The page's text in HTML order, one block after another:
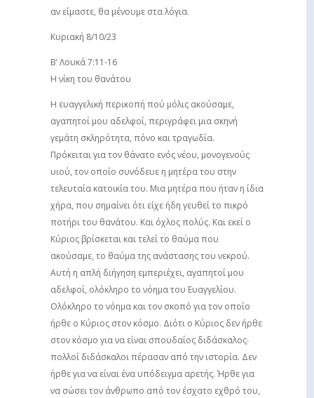
αν είμαστε, θα μένουμε στα λόγια.
Κυριακή 8/10/23
Β’ Λουκά 7:11-16
Η νίκη του θανάτου
Η ευαγγελική περικοπή πού μόλις ακούσαμε,
αγαπητοί μου αδελφοί, περιγράφει μια σκηνή
γεμάτη σκληρότητα, πόνο και τραγωδία.
Πρόκειται για τον θάνατο ενός νέου, μονογενούς
υιού, τον οποίο συνόδευε η μητέρα του στην
τελευταία κατοικία του. Μια μητέρα που ήταν η ίδια
χήρα, που σημαίνει ότι είχε ήδη γευθεί το πικρό
ποτήρι του θανάτου. Και όχλος πολύς. Και εκεί ο
Κύριος βρίσκεται και τελεί το θαύμα που
ακούσαμε, το θαύμα της ανάστασης του νεκρού.
Αυτή η απλή διήγηση εμπεριέχει, αγαπητοί μου
αδελφοί, ολόκληρο το νόημα του Ευαγγελίου.
Ολόκληρο το νόημα και τον σκοπό για τον οποίο
ήρθε ο Κύριος στον κόσμο. Διότι ο Κύριος δεν ήρθε
στον κόσμο για να είναι σπουδαίος διδάσκαλος∙
πολλοί διδάσκαλοι πέρασαν από την ιστορία. Δεν
ήρθε για να είναι ένα υπόδειγμα αρετής. Ήρθε για
να σώσει τον άνθρωπο από τον έσχατο εχθρό του,